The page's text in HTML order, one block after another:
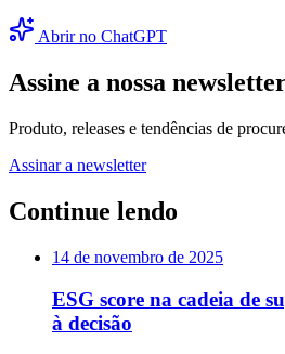
Abrir no ChatGPT
Assine a nossa
Produto, releases e tendências de
Assinar a newsletter
Continue lendo
14 de novembro de 2025
ESG score na cadeia de
à decisão